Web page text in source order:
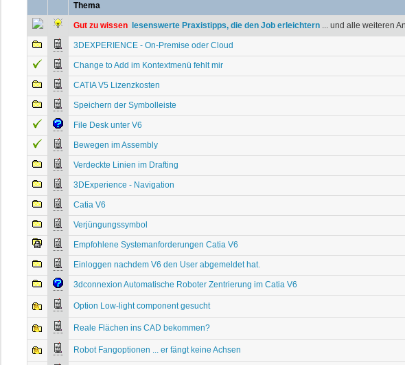
Thema
Gut zu wissen  lesenswerte Praxistipps, die den Job erleichtern ... und alle weiteren
3DEXPERIENCE - On-Premise oder Cloud
Change to Add im Kontextmenü fehlt mir
CATIA V5 Lizenzkosten
Speichern der Symbolleiste
File Desk unter V6
Bewegen im Assembly
Verdeckte Linien im Drafting
3DExperience - Navigation
Catia V6
Verjüngungssymbol
Empfohlene Systemanforderungen Catia V6
Einloggen nachdem V6 den User abgemeldet hat.
3dconnexion Automatische Roboter Zentrierung im Catia V6
Option Low-light component gesucht
Reale Flächen ins CAD bekommen?
Robot Fangoptionen ... er fängt keine Achsen